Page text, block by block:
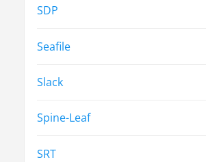
SDP
Seafile
Slack
Spine-Leaf
SRT